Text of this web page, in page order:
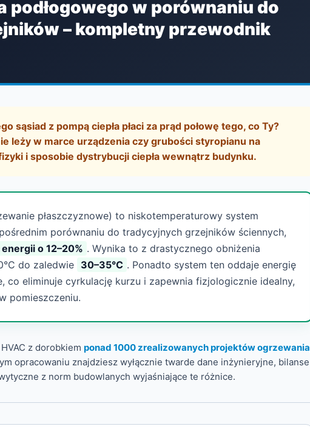
podłogowego w porównaniu do
– kompletny przewodnik
sąsiad z pompą ciepła płaci za prąd połowę tego, co Ty?
leży w marce urządzenia czy grubości styropianu na
i sposobie dystrybucji ciepła wewnątrz budynku.
płaszczyznowe) to niskotemperaturowy system
porównaniu do tradycyjnych grzejników ściennych,
o 12–20% . Wynika to z drastycznego obniżenia
do zaledwie 30–35°C . Ponadto system ten oddaje energię
co eliminuje cyrkulację kurzu i zapewnia fizjologicznie idealny,
pomieszczeniu.
z dorobkiemponad 1000 zrealizowanych projektów ogrzewania
opracowaniu znajdziesz wyłącznie twarde dane inżynieryjne, bilanse
z norm budowlanych wyjaśniające te różnice.